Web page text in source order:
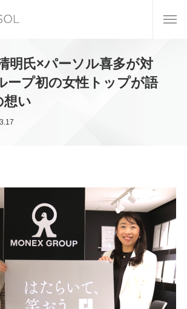
明氏×パーソル喜多が対
ープ初の女性トップが語
想い